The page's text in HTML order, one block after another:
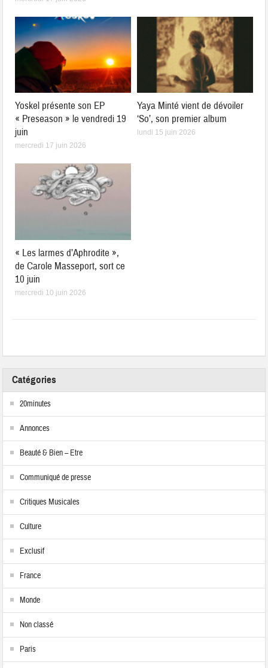
Yoskel présente son EP
« Preseason » le vendredi 19
juin
mercredi 17 juin 2026
Yaya Minté vient de dévoiler
‘So’, son premier album
lundi 15 juin 2026
« Les larmes d’Aphrodite »,
de Carole Masseport, sort ce
10 juin
mercredi 10 juin 2026
Catégories
20minutes
Annonces
Beauté & Bien – Etre
Communiqué de presse
Critiques Musicales
Culture
Exclusif
France
Monde
Non classé
Paris